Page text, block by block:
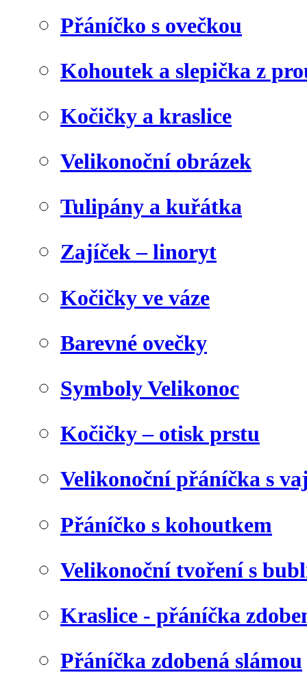
Přáníčko s ovečkou
Kohoutek a slepička z
Kočičky a kraslice
Velikonoční obrázek
Tulipány a kuřátka
Zajíček – linoryt
Kočičky ve váze
Barevné ovečky
Symboly Velikonoc
Kočičky – otisk prstu
Velikonoční přáníčka s
Přáníčko s kohoutkem
Velikonoční tvoření s
Kraslice - přáníčka
Přáníčka zdobená slámou